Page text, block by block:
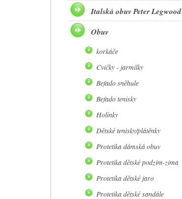
Italská obuv Peter Legwood
Obuv
korkáče
Cvičky - jarmilky
Befado sněhule
Befado tenisky
Holínky
Dětské tenisky/plátěnky
Protetika dámská obuv
Protetika dětské podzim-zima
Protetika dětské jaro
Protetika dětské sandále